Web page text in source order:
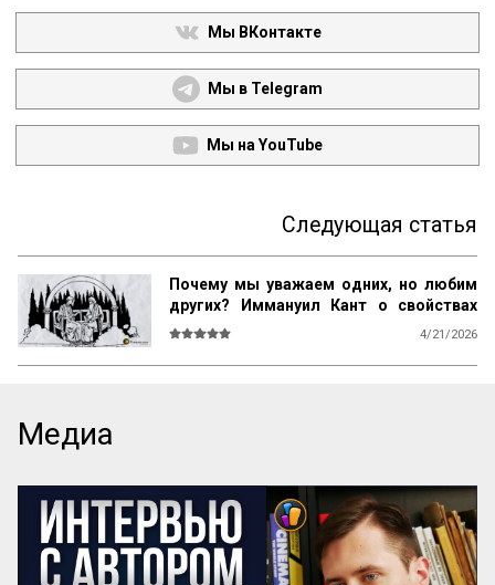
Мы ВКонтакте
Мы в Telegram
Мы на YouTube
Следующая статья
Почему мы уважаем одних, но любим
других? Иммануил Кант о свойствах
возвышенного и прекрасного
4/21/2026
добродетель бургомистра. Правдивость
и честность просты и благородны, шутка
и угодливая лесть тонки и красивы.
Учтивость украшение добродетели.
Бескорыстное служебное рвение
благородно, утонченность и вежливость
Медиа